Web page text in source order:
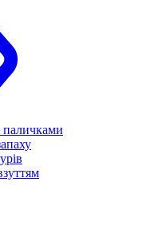
паличками